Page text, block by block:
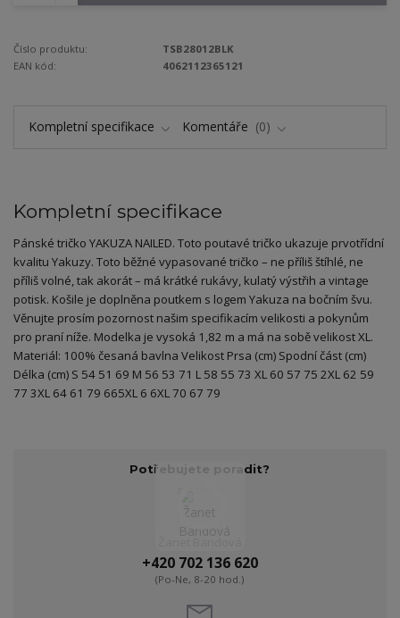
Číslo produktu:
TSB28012BLK
EAN kód:
4062112365121
Kompletní specifikace Komentáře 0
Kompletní specifikace
Pánské tričko YAKUZA NAILED. Toto poutavé tričko ukazuje prvotřídní
kvalitu Yakuzy. Toto běžné vypasované tričko – ne příliš štíhlé, ne
příliš volné, tak akorát – má krátké rukávy, kulatý výstřih a vintage
potisk. Košile je doplněna poutkem s logem Yakuza na bočním švu.
Věnujte prosím pozornost našim specifikacím velikosti a pokynům
pro praní níže. Modelka je vysoká 1,82 m a má na sobě velikost XL.
Materiál: 100% česaná bavlna Velikost Prsa (cm) Spodní část (cm)
Délka (cm) S 54 51 69 M 56 53 71 L 58 55 73 XL 60 57 75 2XL 62 59
77 3XL 64 61 79 665XL 6 6XL 70 67 79
Potřebujete poradit?
+420 702 136 620
(Po-Ne, 8-20 hod.)